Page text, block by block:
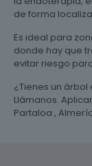
de forma
Es ideal para
donde hay que
evitar riesgo
¿Tienes un
Llámanos.
Partaloa ,